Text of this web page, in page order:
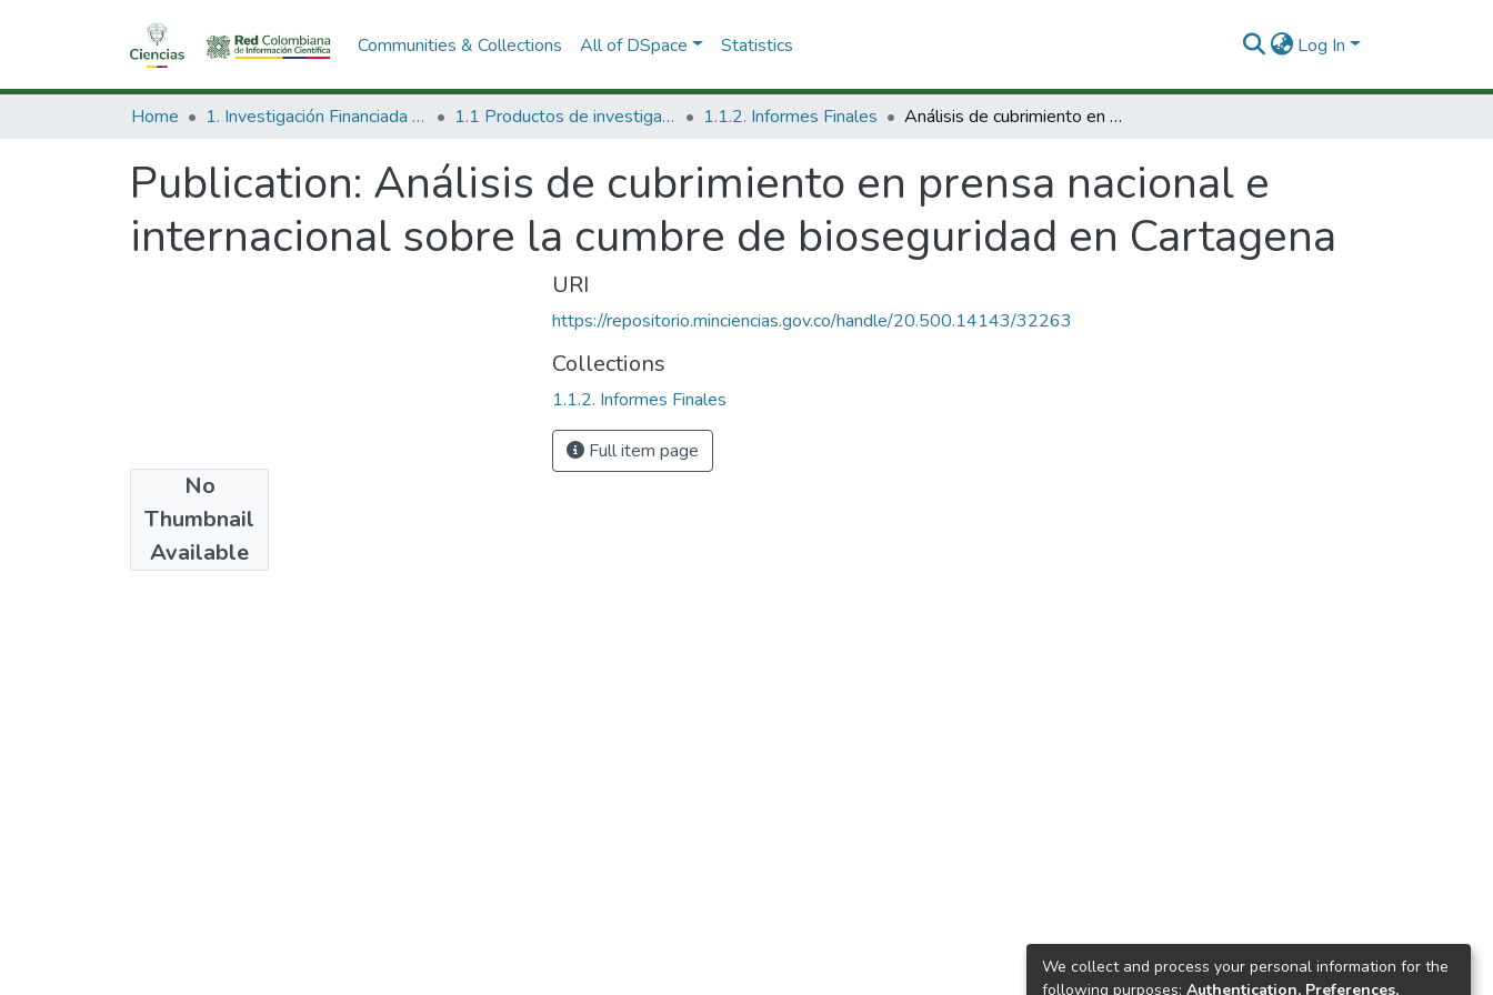
Communities & Collections All of DSpace Statistics Log In
Home 1. Investigación Financiada con Recursos Públicos 1.1 Productos de investigación 1.1.2. Informes Finales Análisis de cubrimiento en prensa nacional e internacional sobre la cumbre de bioseguridad en Cartagena
Publication: Análisis de cubrimiento en prensa nacional e
internacional sobre la cumbre de bioseguridad en Cartagena
No
Thumbnail
Available
20
URI
https://repositorio.minciencias.gov.co/handle/20.500.14143/32263
Collections
1.1.2. Informes Finales
Full item page
We collect and process your personal information for the
following purposes: Authentication, Preferences,